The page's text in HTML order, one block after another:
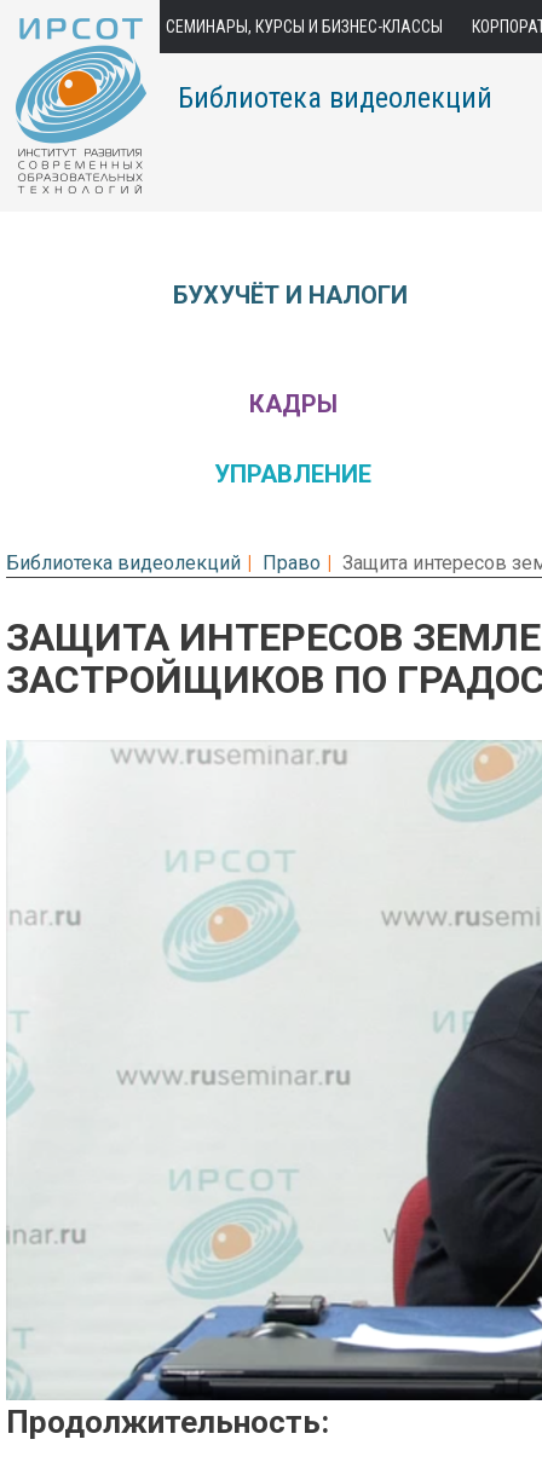
СЕМИНАРЫ, КУРСЫ И БИЗНЕС-КЛАССЫ
Библиотека видеолекций
БУХУЧЁТ И НАЛОГИ
КАДРЫ
УПРАВЛЕНИЕ
Библиотека видеолекций Право Защита интересов
ЗАЩИТА ИНТЕРЕСОВ
ЗАСТРОЙЩИКОВ ПО
Предварительный просмотр.
Продолжительность: